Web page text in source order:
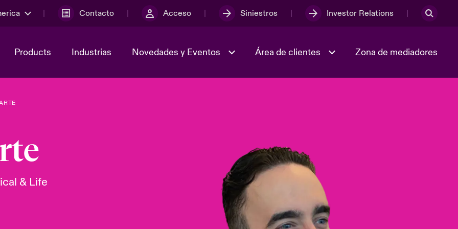
Contacto Acceso Siniestros Investor Relations
comité de
2023 Annual Report
Products Industrias Novedades y Eventos Área de clientes Zona de mediadores
& Life